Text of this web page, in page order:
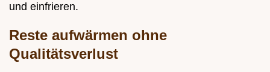
und einfrieren.
Reste aufwärmen ohne
Qualitätsverlust